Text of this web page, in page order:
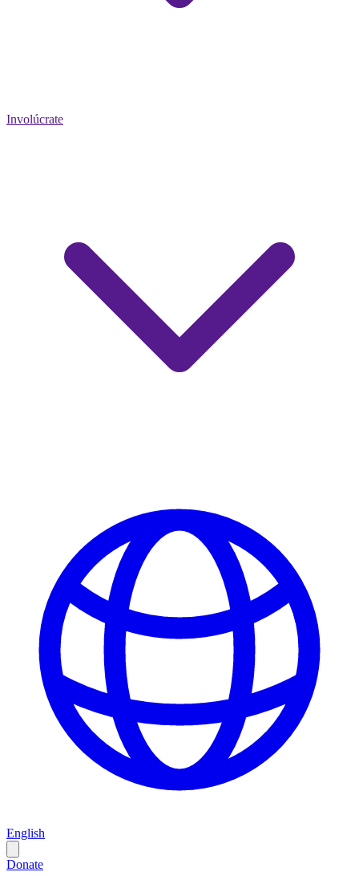
Involúcrate
English
Donate